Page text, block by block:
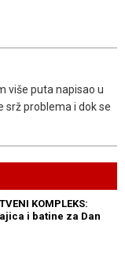
više puta napisao u
problema i dok se
KOMPLEKS:
i batine za Dan